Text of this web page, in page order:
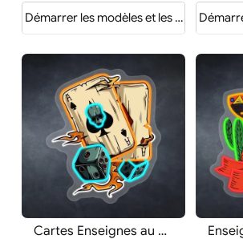
Démarrer les modèles et les devis
Cartes Enseignes au néon